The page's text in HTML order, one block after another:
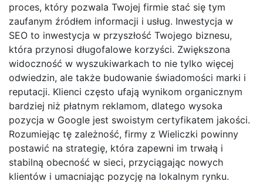
proces, który pozwala Twojej firmie stać się tym
zaufanym źródłem informacji i usług. Inwestycja w
SEO to inwestycja w przyszłość Twojego biznesu,
która przynosi długofalowe korzyści. Zwiększona
widoczność w wyszukiwarkach to nie tylko więcej
odwiedzin, ale także budowanie świadomości marki i
reputacji. Klienci często ufają wynikom organicznym
bardziej niż płatnym reklamom, dlatego wysoka
pozycja w Google jest swoistym certyfikatem jakości.
Rozumiejąc tę zależność, firmy z Wieliczki powinny
postawić na strategię, która zapewni im trwałą i
stabilną obecność w sieci, przyciągając nowych
klientów i umacniając pozycję na lokalnym rynku.